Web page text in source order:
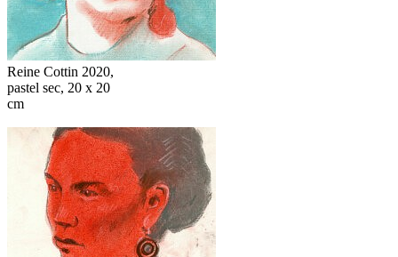
Reine Cottin 2020,
pastel sec, 20 x 20
cm